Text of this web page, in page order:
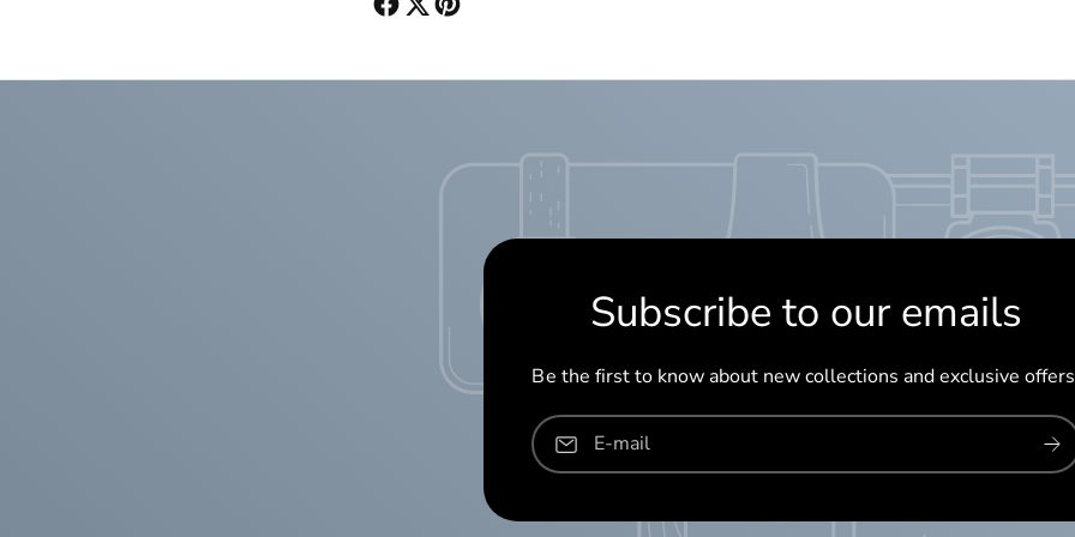
Subscribe to our emails
Be the first to know about new collections and exclusive
E-mail